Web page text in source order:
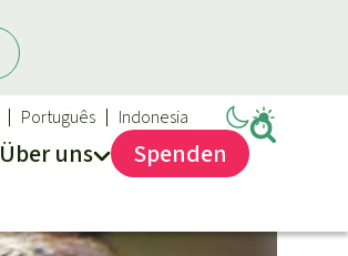
Überuns
Português Indonesia
Spenden